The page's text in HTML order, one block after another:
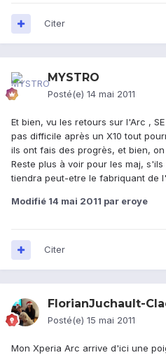
Citer
MYSTRO
Posté(e) 14 mai 2011
Et bien, vu les retours sur l'Arc ,
pas difficile après un X10 tout
ils ont fais des progrès, et bien,
Reste plus à voir pour les maj,
tiendra peut-etre le fabriquant de
Modifié 14 mai 2011 par eroye
Citer
FlorianJuchault-
Posté(e) 15 mai 2011
Mon Xperia Arc arrive d'ici une